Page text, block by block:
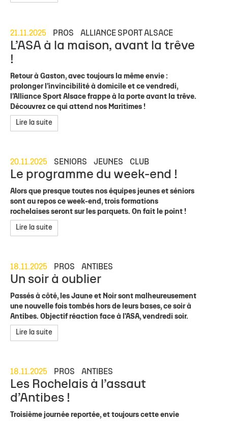
21.11.2025 PROS ALLIANCE SPORT ALSACE
L’ASA à la maison, avant la trêve
!
Retour à Gaston, avec toujours la même envie :
prolonger l’invincibilité à domicile et ce vendredi,
l’Alliance Sport Alsace frappe à la porte avant la trêve.
Découvrez ce qui attend nos Maritimes !
Lire la suite
20.11.2025 SENIORS JEUNES CLUB
Le programme du week-end !
Alors que presque toutes nos équipes jeunes et séniors
sont au repos ce week-end, trois formations
rochelaises seront sur les parquets. On fait le point !
Lire la suite
18.11.2025 PROS ANTIBES
Un soir à oublier
Passés à côté, les Jaune et Noir sont malheureusement
une nouvelle fois tombés hors de leurs bases, ce soir à
Antibes. Objectif réaction face à l'ASA, vendredi soir.
Lire la suite
18.11.2025 PROS ANTIBES
Les Rochelais à l’assaut
d’Antibes !
Troisième journée reportée, et toujours cette envie